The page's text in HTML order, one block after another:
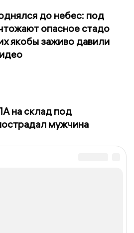
до небес: под
опасное стадо
якобы заживо давили
на склад под
мужчина